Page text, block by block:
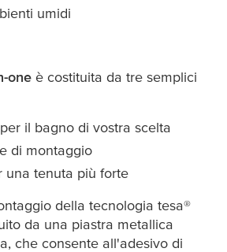
umidi
one è costituita da tre semplici
il bagno di vostra scelta
di montaggio
una tenuta più forte
della tecnologia tesa®
da una piastra metallica
che consente all'adesivo di